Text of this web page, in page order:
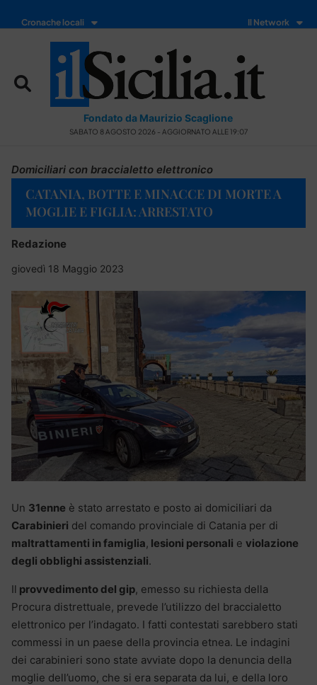
Cronache locali Il Network
Fondato da Maurizio Scaglione
SABATO 8 AGOSTO 2026 - AGGIORNATO ALLE 19:07
Domiciliari con braccialetto elettronico
CATANIA, BOTTE E MINACCE DI MORTE A
MOGLIE E FIGLIA: ARRESTATO
Redazione
giovedì 18 Maggio 2023
Un 31enne è stato arrestato e posto ai domiciliari da
Carabinieri del comando provinciale di Catania per di
maltrattamenti in famiglia, lesioni personali e violazione
degli obblighi assistenziali.
Il provvedimento del gip, emesso su richiesta della
Procura distrettuale, prevede l’utilizzo del braccialetto
elettronico per l’indagato. I fatti contestati sarebbero stati
commessi in un paese della provincia etnea. Le indagini
dei carabinieri sono state avviate dopo la denuncia della
moglie dell’uomo, che si era separata da lui, e della loro